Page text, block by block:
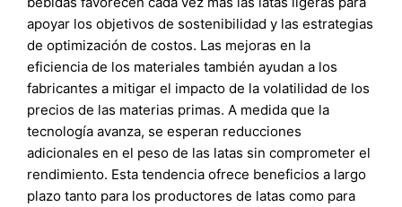
apoyar los objetivos de sostenibilidad y las estrategias
de optimización de costos. Las mejoras en la
eficiencia de los materiales también ayudan a los
fabricantes a mitigar el impacto de la volatilidad de los
precios de las materias primas. A medida que la
tecnología avanza, se esperan reducciones
adicionales en el peso de las latas sin comprometer el
rendimiento. Esta tendencia ofrece beneficios a largo
plazo tanto para los productores de latas como para